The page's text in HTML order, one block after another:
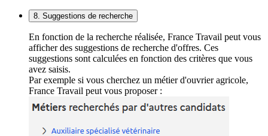
8. Suggestions de recherche
En fonction de la recherche réalisée, France Travail peut vous
afficher des suggestions de recherche d'offres. Ces
suggestions sont calculées en fonction des critères que vous
avez saisis.
Par exemple si vous cherchez un métier d'ouvrier agricole,
France Travail peut vous proposer :